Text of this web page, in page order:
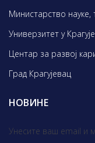
Министарство науке,
Универзитет у
Центар за развој
Град Крагујевац
НОВИНЕ
Унесите ваш email и